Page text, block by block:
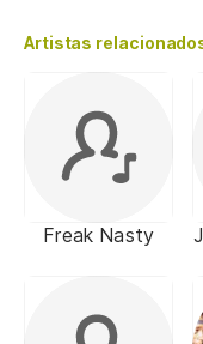
Artistas
Freak Nasty